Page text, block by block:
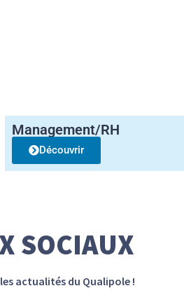
Management/RH
Découvrir
SOCIAUX
actualités du Qualipole !